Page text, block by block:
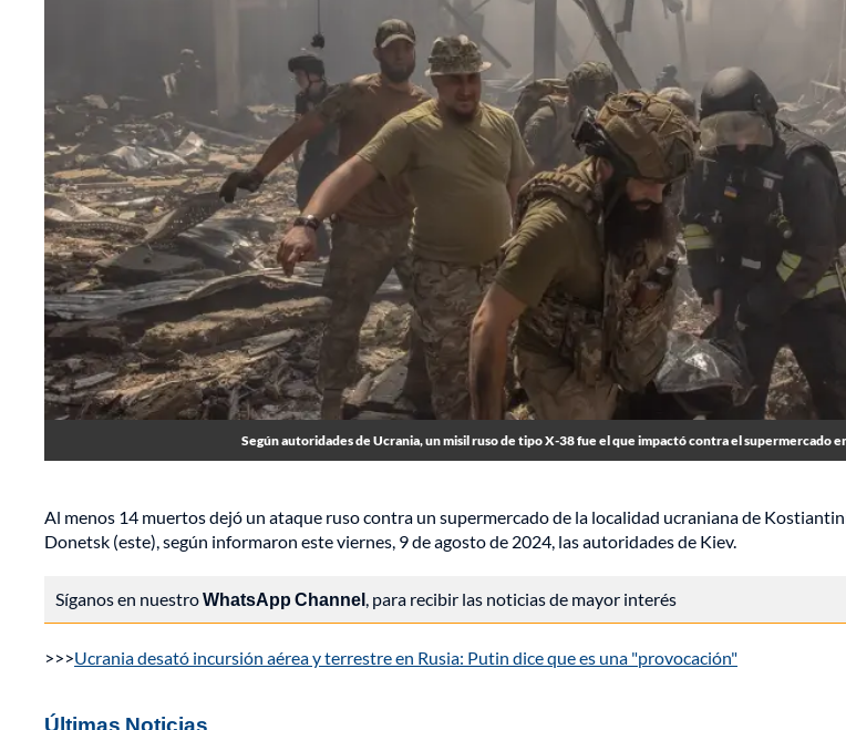
Según autoridades de Ucrania, un misil ruso de tipo X-38 fue el que impactó contra el supermercado
Al menos 14 muertos dejó un ataque ruso contra un supermercado de la localidad ucraniana de
Donetsk (este), según informaron este viernes, 9 de agosto de 2024, las autoridades de Kiev.
Síganos en nuestroWhatsApp Channel, para recibir las noticias de mayor interés
>>>Ucrania desató incursión aérea y terrestre en Rusia: Putin dice que es una "provocación"
Últimas Noticias